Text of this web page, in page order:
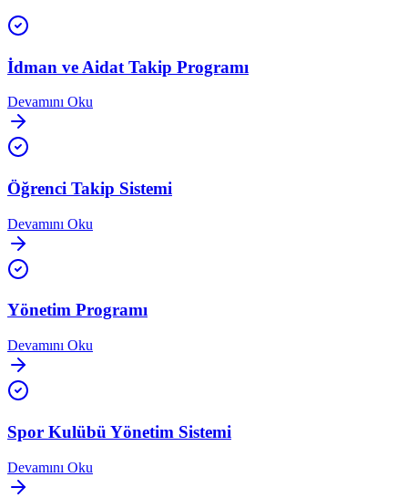
İdman ve Aidat Takip Programı
Devamını Oku
Öğrenci Takip Sistemi
Devamını Oku
Yönetim Programı
Devamını Oku
Spor Kulübü Yönetim Sistemi
Devamını Oku